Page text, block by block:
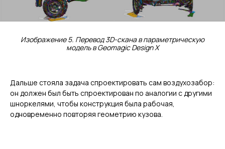
Изображение 5. Перевод 3D-скана в параметрическую
модель в Geomagic Design X
Дальше стояла задача спроектировать сам воздухозабор:
он должен был быть спроектирован по аналогии с другими
шноркелями, чтобы конструкция была рабочая,
одновременно повторяя геометрию кузова.